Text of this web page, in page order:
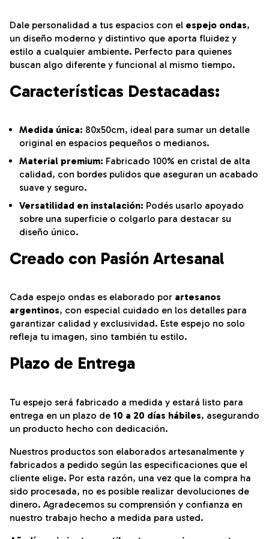
Dale personalidad a tus espacios con el espejo ondas,
un diseño moderno y distintivo que aporta fluidez y
estilo a cualquier ambiente. Perfecto para quienes
buscan algo diferente y funcional al mismo tiempo.
Características Destacadas:
Medida única: 80x50cm, ideal para sumar un detalle
original en espacios pequeños o medianos.
Material premium: Fabricado 100% en cristal de alta
calidad, con bordes pulidos que aseguran un acabado
suave y seguro.
Versatilidad en instalación: Podés usarlo apoyado
sobre una superficie o colgarlo para destacar su
diseño único.
Creado con Pasión Artesanal
Cada espejo ondas es elaborado por artesanos
argentinos, con especial cuidado en los detalles para
garantizar calidad y exclusividad. Este espejo no solo
refleja tu imagen, sino también tu estilo.
Plazo de Entrega
Tu espejo será fabricado a medida y estará listo para
entrega en un plazo de 10 a 20 días hábiles, asegurando
un producto hecho con dedicación.
Nuestros productos son elaborados artesanalmente y
fabricados a pedido según las especificaciones que el
cliente elige. Por esta razón, una vez que la compra ha
sido procesada, no es posible realizar devoluciones de
dinero. Agradecemos su comprensión y confianza en
nuestro trabajo hecho a medida para usted.